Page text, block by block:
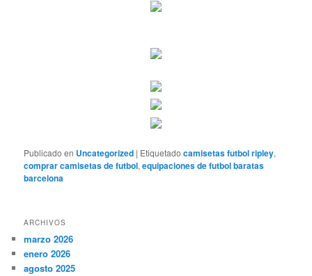
Publicado en Uncategorized | Etiquetado camisetas futbol ripley,
comprar camisetas de futbol,equipaciones de futbol baratas
barcelona
ARCHIVOS
marzo 2026
enero 2026
agosto 2025